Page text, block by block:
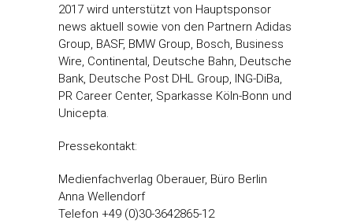
2017 wird unterstützt von Hauptsponsor
news aktuell sowie von den Partnern Adidas
Group, BASF, BMW Group, Bosch, Business
Wire, Continental, Deutsche Bahn, Deutsche
Bank, Deutsche Post DHL Group, ING-DiBa,
PR Career Center, Sparkasse Köln-Bonn und
Unicepta.
Pressekontakt:
Medienfachverlag Oberauer, Büro Berlin
Anna Wellendorf
Telefon +49 (0)30-3642865-12